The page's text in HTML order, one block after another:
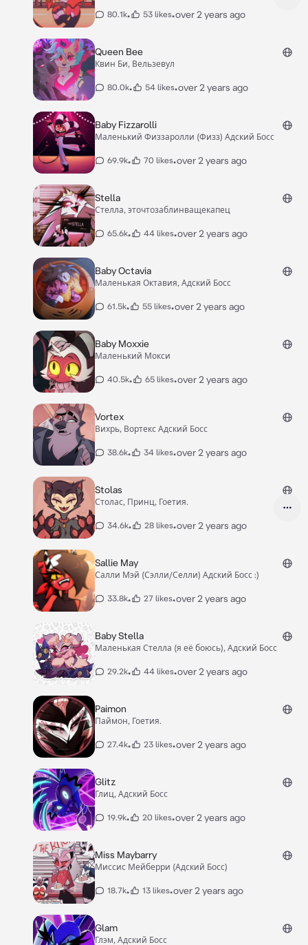
80.1k• 53 likes•over 2 years ago
Queen Bee
Квин Би, Вельзевул
80.0k• 54 likes•over 2 years ago
Baby Fizzarolli
Маленький Физзаролли (Физз) Адский Босс
69.9k• 70 likes•over 2 years ago
Stella
Стелла, эточтозаблинващекапец
65.6k• 44 likes•over 2 years ago
Baby Octavia
Маленькая Октавия, Адский Босс
61.5k• 55 likes•over 2 years ago
Baby Moxxie
Маленький Мокси
40.5k• 65 likes•over 2 years ago
Vortex
Вихрь, Вортекс Адский Босс
38.6k• 34 likes•over 2 years ago
Stolas
Столас, Принц, Гоетия.
34.6k• 28 likes•over 2 years ago
Sallie May
Салли Мэй (Сэлли/Селли) Адский Босс :)
33.8k• 27 likes•over 2 years ago
Baby Stella
Маленькая Стелла (я её боюсь), Адский Босс
29.2k• 44 likes•over 2 years ago
Paimon
Паймон, Гоетия.
27.4k• 23 likes•over 2 years ago
Glitz
Глиц, Адский Босс
19.9k• 20 likes•over 2 years ago
Miss Maybarry
Миссис Мейберри (Адский Босс)
18.7k• 13 likes•over 2 years ago
Glam
Глэм, Адский Босс